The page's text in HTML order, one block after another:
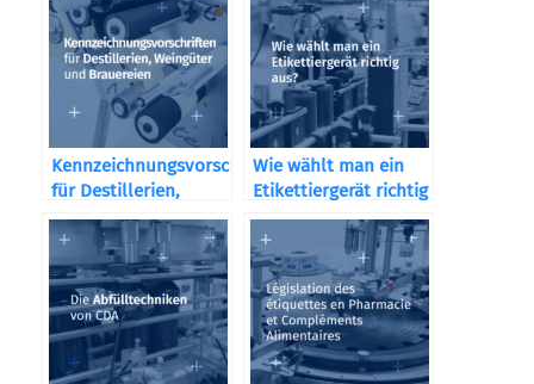
Kennzeichnungsvorschriften
für Destillerien,
Weingüter und
Brauereien
Wie wählt man ein
Etikettiergerät richtig
aus?